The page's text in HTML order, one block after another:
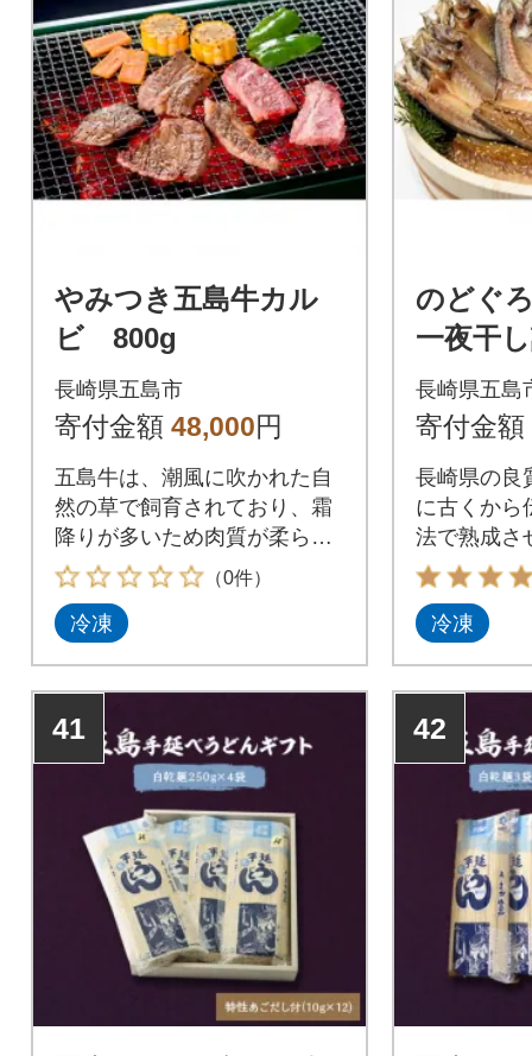
やみつき五島牛カル
ビ 800g
長崎県五島市
寄付金額 48,000円
五島牛は、潮風に吹かれた自
然の草で飼育されており、霜
降りが多いため肉質が柔らか
いと評判のお肉です。
（0件）
冷凍
のどぐ
一夜干
長崎県五島
寄付金額
長崎県の良
に古くから
法で熟成さ
しです。
冷凍
41 42